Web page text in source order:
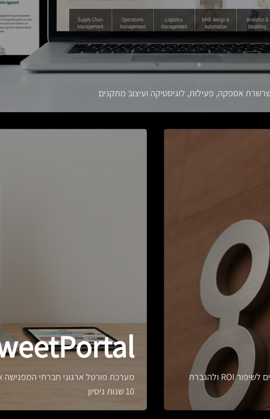
אספקה, פעילות, לוגיסטיקה ועיצוב מתקנים
חברת טכנולוגיות שיווק מתקדמות המתמחה באלגוריתמים לשיפור ROI ולהגברת
מערכת פורטל ארגוני חברתי המפגישה
10 שנות ניסיון